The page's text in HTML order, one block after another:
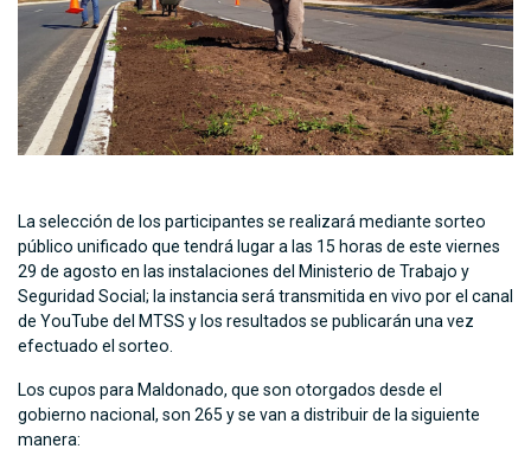
La selección de los participantes se realizará mediante sorteo
público unificado que tendrá lugar a las 15 horas de este viernes
29 de agosto en las instalaciones del Ministerio de Trabajo y
Seguridad Social; la instancia será transmitida en vivo por el canal
de YouTube del MTSS y los resultados se publicarán una vez
efectuado el sorteo.
Los cupos para Maldonado, que son otorgados desde el
gobierno nacional, son 265 y se van a distribuir de la siguiente
manera: